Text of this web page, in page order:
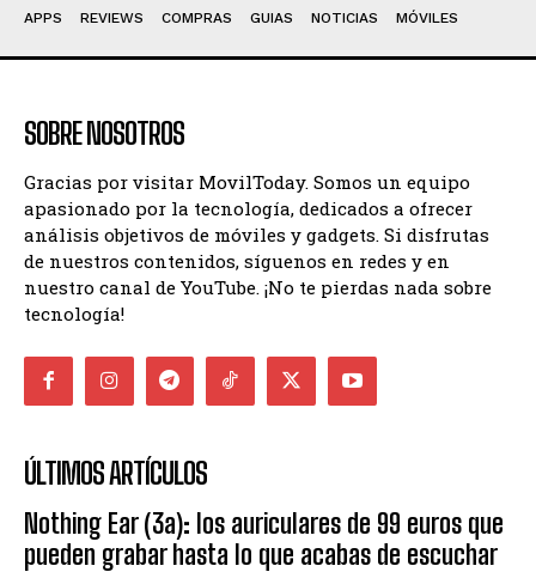
APPS REVIEWS COMPRAS GUIAS NOTICIAS MÓVILES
SOBRE NOSOTROS
Gracias por visitar MovilToday. Somos un equipo
apasionado por la tecnología, dedicados a ofrecer
análisis objetivos de móviles y gadgets. Si disfrutas
de nuestros contenidos, síguenos en redes y en
nuestro canal de YouTube. ¡No te pierdas nada sobre
tecnología!
ÚLTIMOS ARTÍCULOS
Nothing Ear (3a): los auriculares de 99 euros que
pueden grabar hasta lo que acabas de escuchar